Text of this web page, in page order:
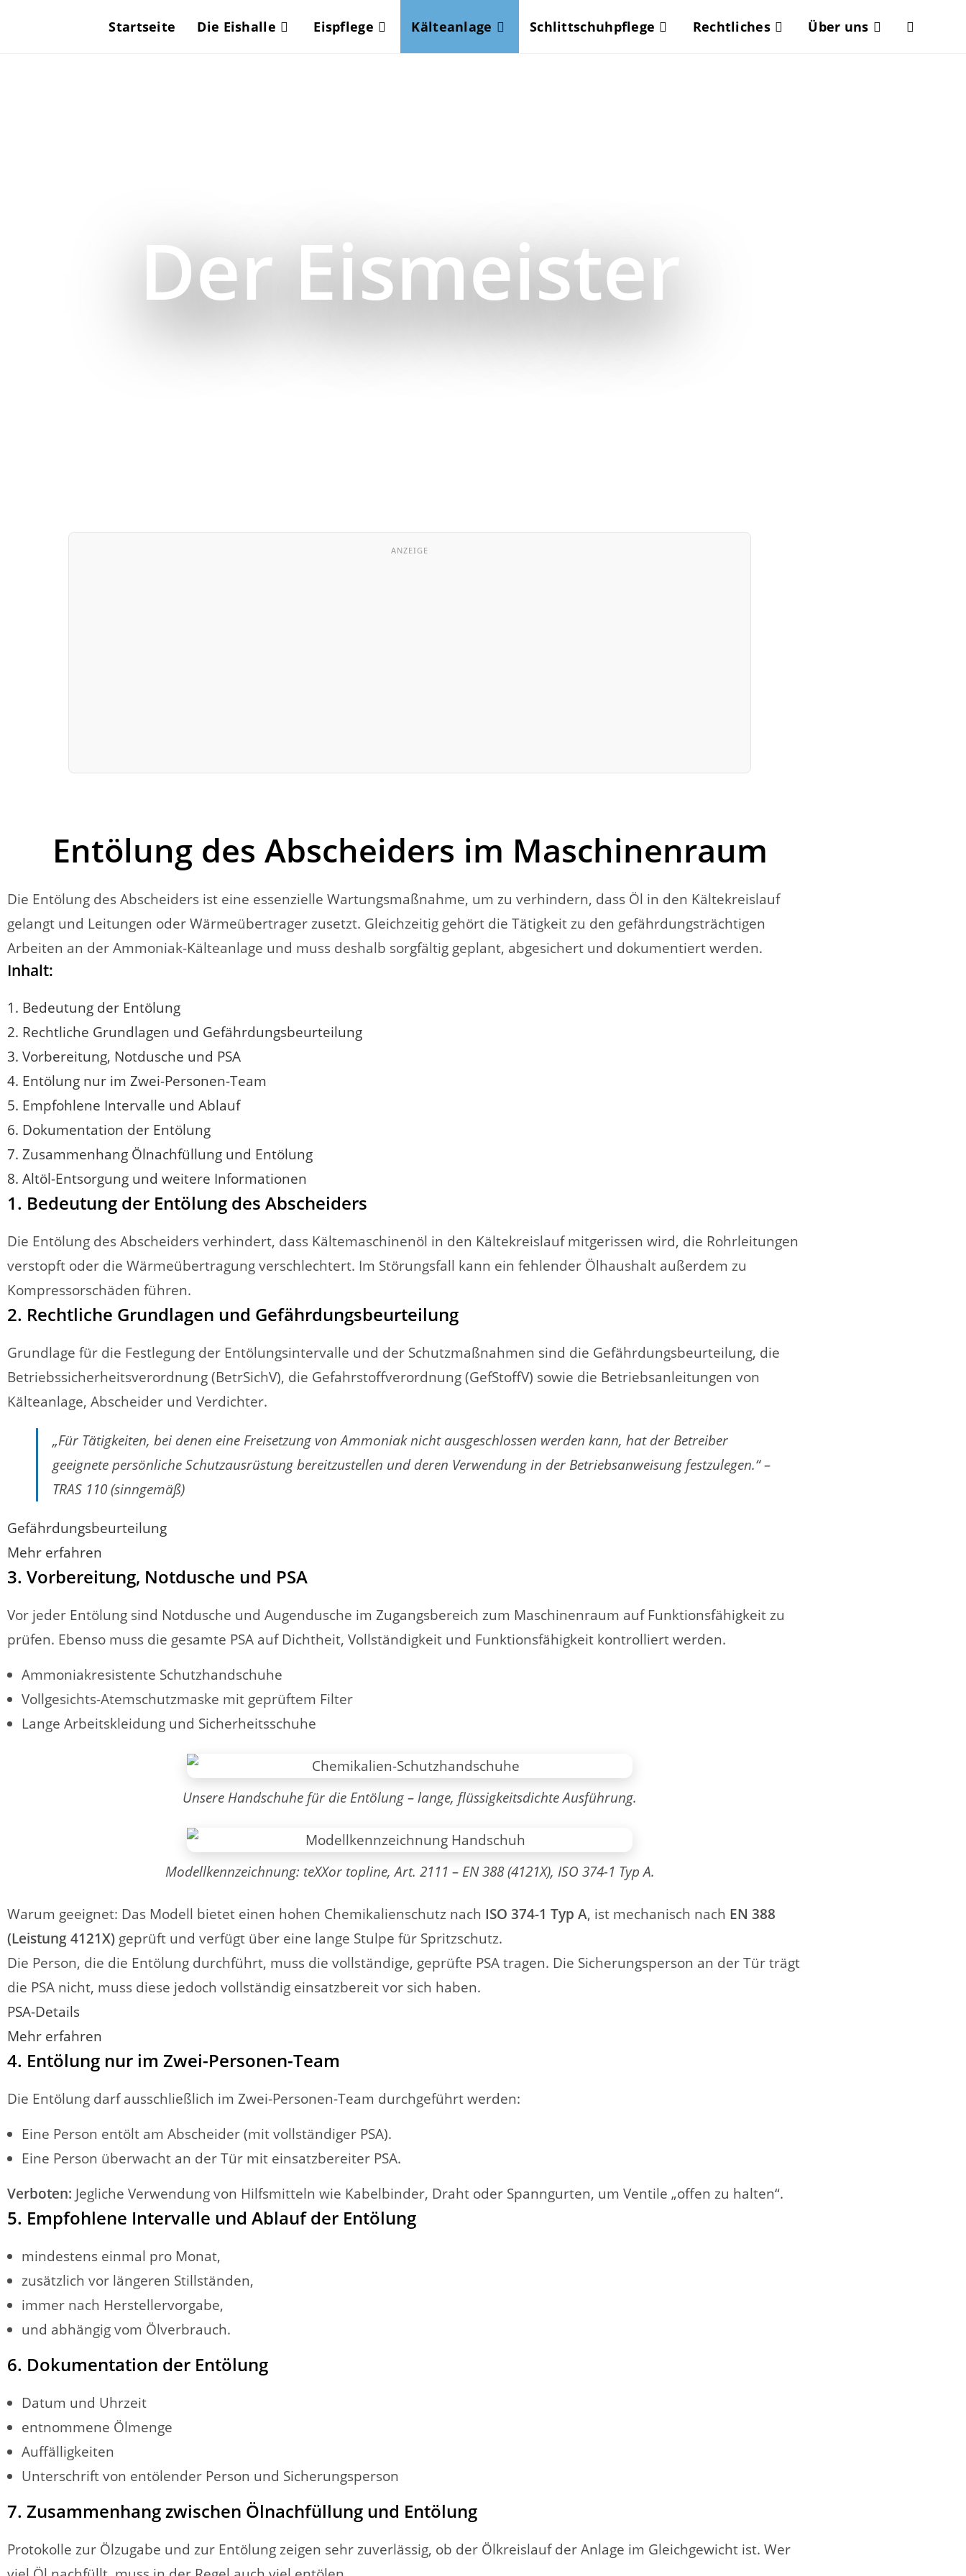
Startseite Die Eishalle Eispflege Kälteanlage Schlittschuhpflege Rechtliches Über uns
Der Eismeister
ANZEIGE
Entölung des Abscheiders im Maschinenraum
Die Entölung des Abscheiders ist eine essenzielle Wartungsmaßnahme, um zu verhindern, dass Öl in den Kältekreislauf
gelangt und Leitungen oder Wärmeübertrager zusetzt. Gleichzeitig gehört die Tätigkeit zu den gefährdungsträchtigen
Arbeiten an der Ammoniak-Kälteanlage und muss deshalb sorgfältig geplant, abgesichert und dokumentiert werden.
Inhalt:
1. Bedeutung der Entölung
2. Rechtliche Grundlagen und Gefährdungsbeurteilung
3. Vorbereitung, Notdusche und PSA
4. Entölung nur im Zwei-Personen-Team
5. Empfohlene Intervalle und Ablauf
6. Dokumentation der Entölung
7. Zusammenhang Ölnachfüllung und Entölung
8. Altöl-Entsorgung und weitere Informationen
1. Bedeutung der Entölung des Abscheiders
Die Entölung des Abscheiders verhindert, dass Kältemaschinenöl in den Kältekreislauf mitgerissen wird, die Rohrleitungen
verstopft oder die Wärmeübertragung verschlechtert. Im Störungsfall kann ein fehlender Ölhaushalt außerdem zu
Kompressorschäden führen.
2. Rechtliche Grundlagen und Gefährdungsbeurteilung
Grundlage für die Festlegung der Entölungsintervalle und der Schutzmaßnahmen sind die Gefährdungsbeurteilung, die
Betriebssicherheitsverordnung (BetrSichV), die Gefahrstoffverordnung (GefStoffV) sowie die Betriebsanleitungen von
Kälteanlage, Abscheider und Verdichter.
„Für Tätigkeiten, bei denen eine Freisetzung von Ammoniak nicht ausgeschlossen werden kann, hat der Betreiber
geeignete persönliche Schutzausrüstung bereitzustellen und deren Verwendung in der Betriebsanweisung festzulegen.“ –
TRAS 110 (sinngemäß)
Gefährdungsbeurteilung
Mehr erfahren
3. Vorbereitung, Notdusche und PSA
Vor jeder Entölung sind Notdusche und Augendusche im Zugangsbereich zum Maschinenraum auf Funktionsfähigkeit zu
prüfen. Ebenso muss die gesamte PSA auf Dichtheit, Vollständigkeit und Funktionsfähigkeit kontrolliert werden.
Ammoniakresistente Schutzhandschuhe
Vollgesichts-Atemschutzmaske mit geprüftem Filter
Lange Arbeitskleidung und Sicherheitsschuhe
Unsere Handschuhe für die Entölung – lange, flüssigkeitsdichte Ausführung.
Modellkennzeichnung: teXXor topline, Art. 2111 – EN 388 (4121X), ISO 374-1 Typ A.
Warum geeignet: Das Modell bietet einen hohen Chemikalienschutz nach ISO 374-1 Typ A, ist mechanisch nach EN 388
(Leistung 4121X) geprüft und verfügt über eine lange Stulpe für Spritzschutz.
Die Person, die die Entölung durchführt, muss die vollständige, geprüfte PSA tragen. Die Sicherungsperson an der Tür trägt
die PSA nicht, muss diese jedoch vollständig einsatzbereit vor sich haben.
PSA-Details
Mehr erfahren
4. Entölung nur im Zwei-Personen-Team
Die Entölung darf ausschließlich im Zwei-Personen-Team durchgeführt werden:
Eine Person entölt am Abscheider (mit vollständiger PSA).
Eine Person überwacht an der Tür mit einsatzbereiter PSA.
Verboten: Jegliche Verwendung von Hilfsmitteln wie Kabelbinder, Draht oder Spanngurten, um Ventile „offen zu halten“.
5. Empfohlene Intervalle und Ablauf der Entölung
mindestens einmal pro Monat,
zusätzlich vor längeren Stillständen,
immer nach Herstellervorgabe,
und abhängig vom Ölverbrauch.
6. Dokumentation der Entölung
Datum und Uhrzeit
entnommene Ölmenge
Auffälligkeiten
Unterschrift von entölender Person und Sicherungsperson
7. Zusammenhang zwischen Ölnachfüllung und Entölung
Protokolle zur Ölzugabe und zur Entölung zeigen sehr zuverlässig, ob der Ölkreislauf der Anlage im Gleichgewicht ist. Wer